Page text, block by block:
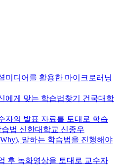
미디어를 활용한 마이크로러닝
에게 맞는 학습법찾기
건국대학
자의 발표 자료를 토대로 학습
법 신한대학교 신종우
말하는 학습법을 진행해야
후 녹화영상을 토대로 교수자